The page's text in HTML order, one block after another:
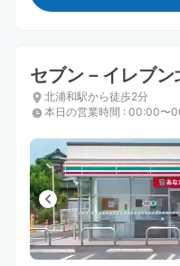
セブン－イレブ
北浦和駅から徒歩2分
本日の営業時間 : 00:00〜